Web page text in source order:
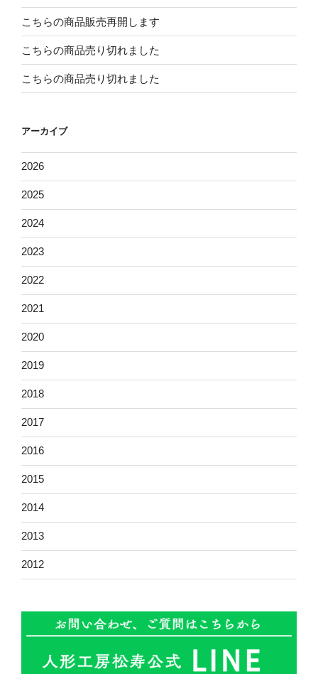
こちらの商品販売再開します
こちらの商品売り切れました
こちらの商品売り切れました
アーカイブ
2026
2025
2024
2023
2022
2021
2020
2019
2018
2017
2016
2015
2014
2013
2012